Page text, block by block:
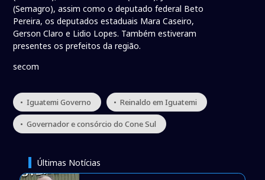
(Semagro), assim como o deputado federal Beto
Pereira, os deputados estaduais Mara Caseiro,
Gerson Claro e Lidio Lopes. Também estiveram
presentes os prefeitos da região.
secom
• Iguatemi Governo • Reinaldo em Iguatemi
• Governador e consórcio do Cone Sul
Últimas Notícias